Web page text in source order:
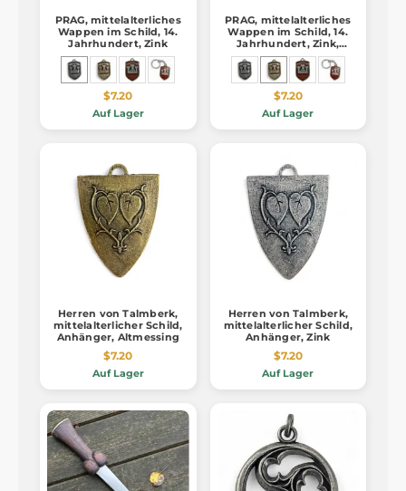
PRAG, mittelalterliches
Wappen im Schild, 14.
Jahrhundert, Zink
$7.20
Auf Lager
PRAG, mittelalterliches
Wappen im Schild, 14.
Jahrhundert, Zink,
Altmessing
$7.20
Auf Lager
Herren von Talmberk,
mittelalterlicher Schild,
Anhänger, Altmessing
$7.20
Auf Lager
Herren von Talmberk,
mittelalterlicher Schild,
Anhänger, Zink
$7.20
Auf Lager